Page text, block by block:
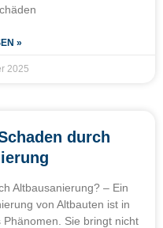
»
2025
durch
Altbausanierung? – Ein
von Altbauten ist in
Sie bringt nicht